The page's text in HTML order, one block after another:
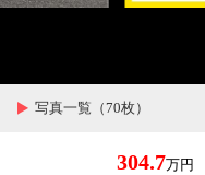
写真一覧（70枚）
304.7万円